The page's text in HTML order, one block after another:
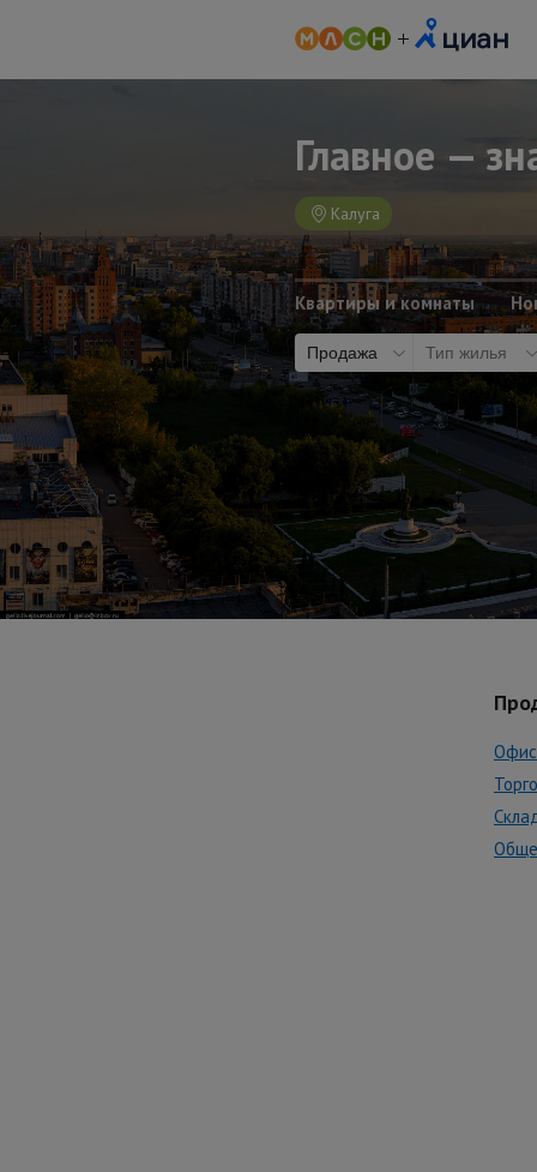
Главное —
Калуга
Квартиры и комнаты
Продажа Тип жилья